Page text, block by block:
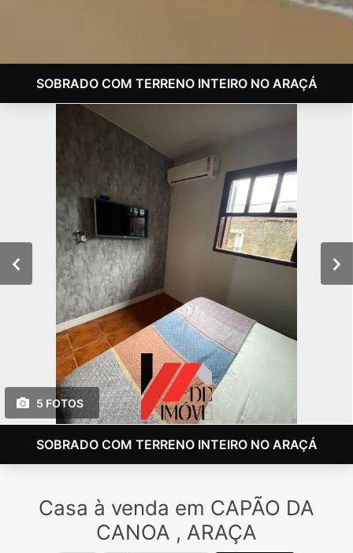
SOBRADO COM TERRENO INTEIRO NO ARAÇÁ
5 FOTOS
SOBRADO COM TERRENO INTEIRO NO ARAÇÁ
Casa à venda em CAPÃO DA
CANOA , ARAÇA